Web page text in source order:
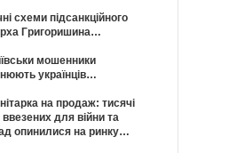
схеми підсанкційного
Григоришина…
мошенники
українців…
на продаж: тисячі
ввезених для війни та
опинилися на ринку…